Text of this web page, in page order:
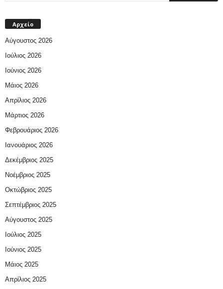
Αρχείο
Αύγουστος 2026
Ιούλιος 2026
Ιούνιος 2026
Μάιος 2026
Απρίλιος 2026
Μάρτιος 2026
Φεβρουάριος 2026
Ιανουάριος 2026
Δεκέμβριος 2025
Νοέμβριος 2025
Οκτώβριος 2025
Σεπτέμβριος 2025
Αύγουστος 2025
Ιούλιος 2025
Ιούνιος 2025
Μάιος 2025
Απρίλιος 2025